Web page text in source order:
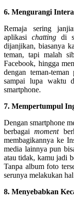
6. Mengurangi
Remaja sering
aplikasichatting di
dijanjikan, biasanya
teman, tapi malah
Facebook, hingga
dengan teman-
sampai lupa waktu
smartphone.
7. Mempertumpul
Dengan smartphone
berbagaimoment
membagikannya ke
media lainnya pun
atau tidak, kamu jadi
Tanpa album foto
serunya melakukan
8. Menyebabkan